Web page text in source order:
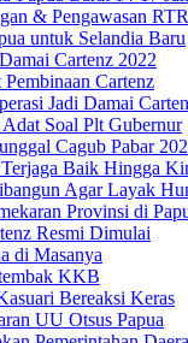
& Pengawasan
untuk Selandia Baru
Cartenz 2022
Cartenz
Jadi Damai
Soal Plt Gubernur
Cagub Pabar
Baik Hingga
Agar Layak
Provinsi di
Resmi Dimulai
di Masanya
KKB
Bereaksi Keras
UU Otsus Papua